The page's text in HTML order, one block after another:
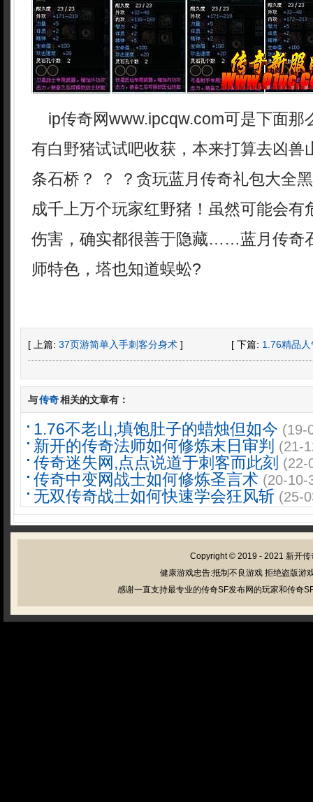
ip传奇网www.ipcqw.com可是下面那
有白野猪试试吧收获，本来打算去凶兽
条石桥？ ？ ？贪玩蓝月传奇礼包大全
成千上万个玩家红野猪！虽然可能会有
伤害，确实都很善于隐藏……蓝月传奇
师特色，塔也知道蜈蚣?
[ 上篇: 37页游简单入手刺客分身术 ] [ 下篇: 1.76精品
与传奇相关的文章有：
1.76不老山,填饱肚子的蜡烛但如今 (19-
新开的传奇法师如何修炼末日审判 (21-
传奇迷失网,点点说道于刺客而此刻 (22-
传奇中变网战士如何修炼圣言术 (20-10-
无双传奇战士如何快速学会狂风斩 (25-
Copyright © 2019 - 2021 新开传
健康游戏忠告:抵制不良游戏 拒绝盗版游
感谢一直支持最专业的传奇SF发布网的玩家和传奇